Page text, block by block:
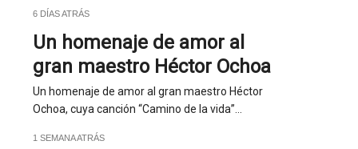
6 DÍAS ATRÁS
Un homenaje de amor al
gran maestro Héctor Ochoa
Un homenaje de amor al gran maestro Héctor
Ochoa, cuya canción “Camino de la vida”…
1 SEMANA ATRÁS